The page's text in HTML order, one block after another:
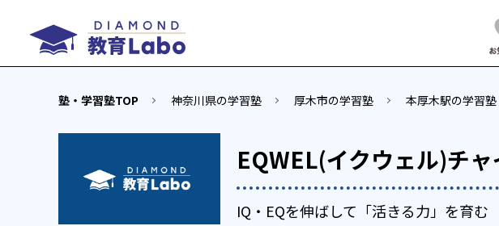
塾・学習塾TOP 神奈川県の学習塾 厚木市の学習塾 本厚木駅の学習塾
EQWEL(イクウェル)チ
IQ・EQを伸ばして「活きる力」を育む